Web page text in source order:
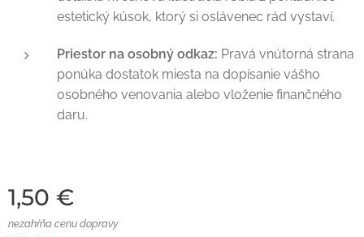
estetický kúsok, ktorý si oslávenec rád vystaví.
Priestor na osobný odkaz: Pravá vnútorná strana
ponúka dostatok miesta na dopísanie vášho
osobného venovania alebo vloženie finančného
daru.
1,50 €
nezahŕňa cenu dopravy